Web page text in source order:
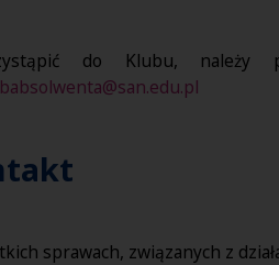
do Klubu, należy
sprawach, związanych z